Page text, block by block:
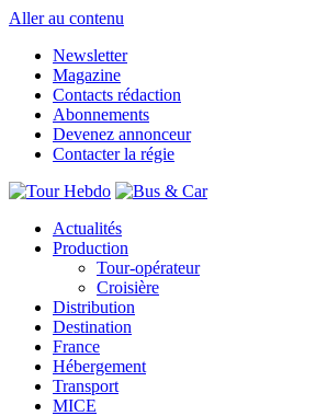
Aller au contenu
Newsletter
Magazine
Contacts rédaction
Abonnements
Devenez annonceur
Contacter la régie
Actualités
Production
Tour-opérateur
Croisière
Distribution
Destination
France
Hébergement
Transport
MICE